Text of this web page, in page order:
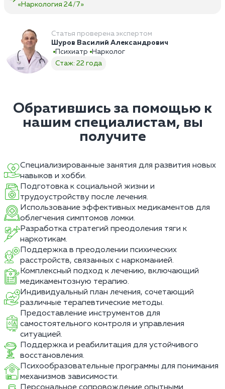
«Наркология 24/7»
Статья проверена экспертом
Шуров Василий Александрович
Психиатр
Нарколог
Стаж: 22 года
Обратившись за помощью к
нашим специалистам, вы
получите
Специализированные занятия для развития новых
навыков и хобби.
Подготовка к социальной жизни и
трудоустройству после лечения.
Использование эффективных медикаментов для
облегчения симптомов ломки.
Разработка стратегий преодоления тяги к
наркотикам.
Поддержка в преодолении психических
расстройств, связанных с наркоманией.
Комплексный подход к лечению, включающий
медикаментозную терапию.
Индивидуальный план лечения, сочетающий
различные терапевтические методы.
Предоставление инструментов для
самостоятельного контроля и управления
ситуацией.
Поддержка и реабилитация для устойчивого
восстановления.
Психообразовательные программы для понимания
механизмов зависимости.
Персональное сопровождение опытными